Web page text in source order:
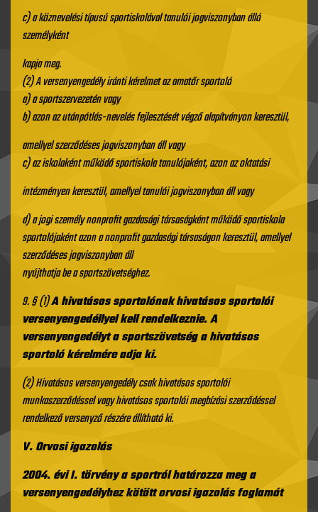
c) a köznevelési típusú sportiskolával tanulói jogviszonyban álló
személyként
kapja meg.
(2)A versenyengedély iránti kérelmet az amatőr sportoló
a) a sportszervezetén vagy
b) azon az utánpótlás-nevelés fejlesztését végző alapítványon keresztül,
amellyel szerződéses jogviszonyban áll vagy
c) az iskolaként működő sportiskola tanulójaként, azon az oktatási
intézményen keresztül, amellyel tanulói jogviszonyban áll vagy
d) a jogi személy nonprofit gazdasági társaságként működő sportiskola
sportolójaként azon a nonprofit gazdasági társaságon keresztül, amellyel
szerződéses jogviszonyban áll
nyújthatja be a sportszövetséghez.
9. § (1)A hivatásos sportolónakhivatásos sportolói
versenyengedéllyel kell rendelkeznie. A
versenyengedélyt a sportszövetség a hivatásos
sportoló kérelmére adja ki.
(2) Hivatásos versenyengedély csak hivatásos sportolói
munkaszerződéssel vagy hivatásos sportolói megbízási szerződéssel
rendelkező versenyző részére állítható ki.
V. Orvosi igazolás
2004. évi I. törvény a sportról határozza meg a
versenyengedélyhez kötött orvosi igazolás foglamát